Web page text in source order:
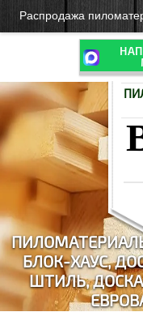
Распродажа
БЛОК-ХАУС,
ШТИЛЬ, ДОСКА